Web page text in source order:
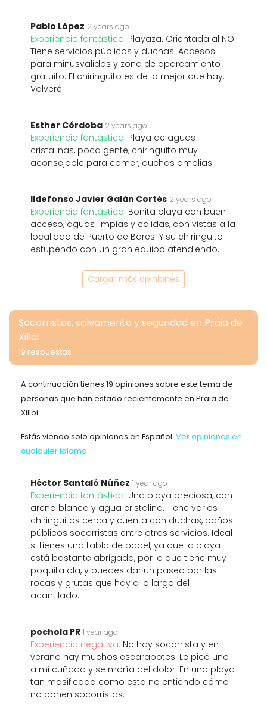
Pablo López 2 years ago
Experiencia fantástica: Playaza. Orientada al NO.
Tiene servicios públicos y duchas. Accesos
para minusvalidos y zona de aparcamiento
gratuito. El chiringuito es de lo mejor que hay.
Volveré!
Esther Córdoba 2 years ago
Experiencia fantástica: Playa de aguas
cristalinas, poca gente, chiringuito muy
aconsejable para comer, duchas amplias
Ildefonso Javier Galán Cortés 2 years ago
Experiencia fantástica: Bonita playa con buen
acceso, aguas limpias y calidas, con vistas a la
localidad de Puerto de Bares. Y su chiringuito
estupendo con un gran equipo atendiendo.
Cargar más opiniones
Socorristas, salvamento y seguridad en Praia de
Xilloi
19 respuestas
A continuación tienes 19 opiniones sobre este tema de
personas que han estado recientemente en Praia de
Xilloi.
Estás viendo solo opiniones en Español. Ver opiniones en
cualquier idioma
Héctor Santaló Núñez 1 year ago
Experiencia fantástica: Una playa preciosa, con
arena blanca y agua cristalina. Tiene varios
chiringuitos cerca y cuenta con duchas, baños
públicos socorristas entre otros servicios. Ideal
si tienes una tabla de padel, ya que la playa
está bastante abrigada, por lo que tiene muy
poquita ola, y puedes dar un paseo por las
rocas y grutas que hay a lo largo del
acantilado.
pochola PR 1 year ago
Experiencia negativa: No hay socorrista y en
verano hay muchos escarapotes. Le picó uno
a mi cuñada y se moría del dolor. En una playa
tan masificada como esta no entiendo cómo
no ponen socorristas.